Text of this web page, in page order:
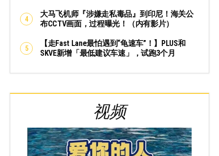
大马飞机师『涉嫌走私毒品』到印尼！海关公
布CCTV画面，过程曝光！（内有影片）
【走Fast Lane最怕遇到“龟速车”！】PLUS和
SKVE新增「最低建议车速」，试跑3个月
视频